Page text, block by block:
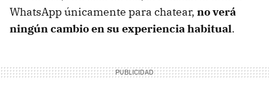
WhatsApp únicamente para chatear, no verá
ningún cambio en su experiencia habitual.